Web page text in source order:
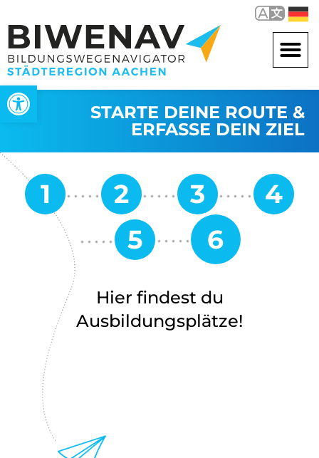
Werkzeugleiste öffnen
STARTE DEINE ROUTE &
ERFASSE DEIN ZIEL
Hier findest du
Ausbildungsplätze!